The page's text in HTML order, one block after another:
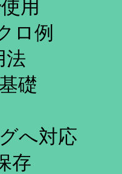
用
ロ例
法
礎
へ対応
存